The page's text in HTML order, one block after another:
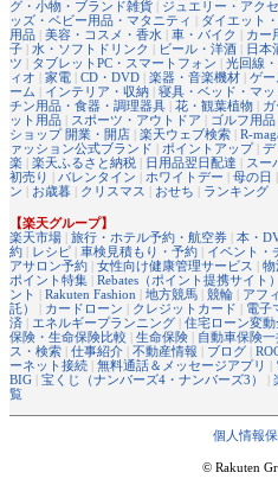
グ・小物・ブランド雑貨 | ジュエリー・アク
ッズ・ベビー用品・マタニティ | ダイエット
用品 | 美容・コスメ・香水 | 車・バイク | カー
子 | 水・ソフトドリンク | ビール・洋酒 | 日本
ツ | タブレットPC・スマートフォン | 光回線
ィオ | 家電 | CD・DVD | 楽器・音楽機材 | ゲー
ーム | インテリア・収納 | 寝具・ベッド・マッ
チン用品・食器・調理器具 | 花・観葉植物 |
ット用品 | スポーツ・アウトドア | ゴルフ用品
ショップ 開業・開店 | 楽天ウェブ検索 | R-
ァッション公式ブランド | ポイントアップ| デ
楽 | 楽天ふるさと納税 | 日用品翌日配達 | スー
初売り | バレンタイン | ホワイトデー | 母の日 |
ン | お歳暮 | クリスマス | おせち | ランキング
【楽天グループ】
楽天市場 | 旅行・ホテル予約・航空券 | 本・
約 | レシピ | 車検見積もり・予約 | イベント・
アサロン予約 | 女性向け健康管理サービス | 物
ポイント特集 | Rebates（ポイント提携サイト）
ント | Rakuten Fashion | 地方競馬 | 競輪 | アフ
託）
| カードローン | クレジットカード | 電子
済 | エネルギープランニング | 住宅ローン変
保険・生命保険比較 | 生命保険 | 自動車保険
ス・検索 | 仕事紹介 | 不動産情報 | ブログ |
ーネット接続 | 無料通話＆メッセージアプリ |
BIG | 宝くじ（ナンバーズ4・ナンバーズ3） |
覧
個人情報
© Rakuten